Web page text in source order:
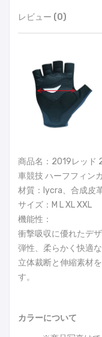
レビュー (0)
商品名：2019レッド
車競技 ハーフフィン
材質：lycra、合成皮
サイズ：M L XL XXL
機能性：
衝撃吸収に優れたデ
弾性、柔らかく快適
立体裁断と伸縮素材
す。
カラーについて